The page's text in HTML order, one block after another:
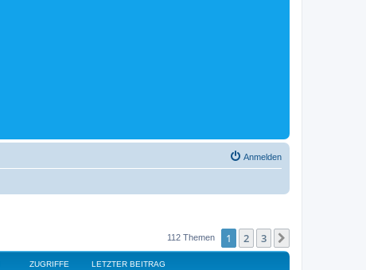
Anmelden
112 Themen 1 2 3
ZUGRIFFE LETZTER BEITRAG